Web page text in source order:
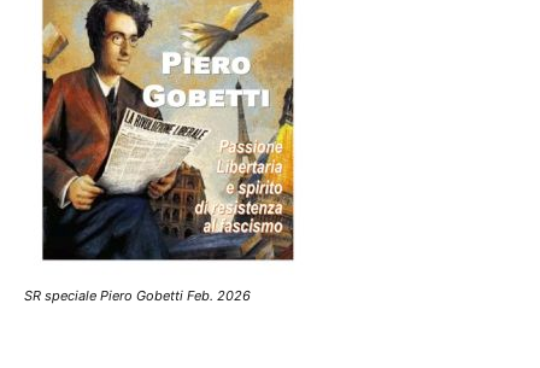
SR speciale Piero Gobetti Feb. 2026